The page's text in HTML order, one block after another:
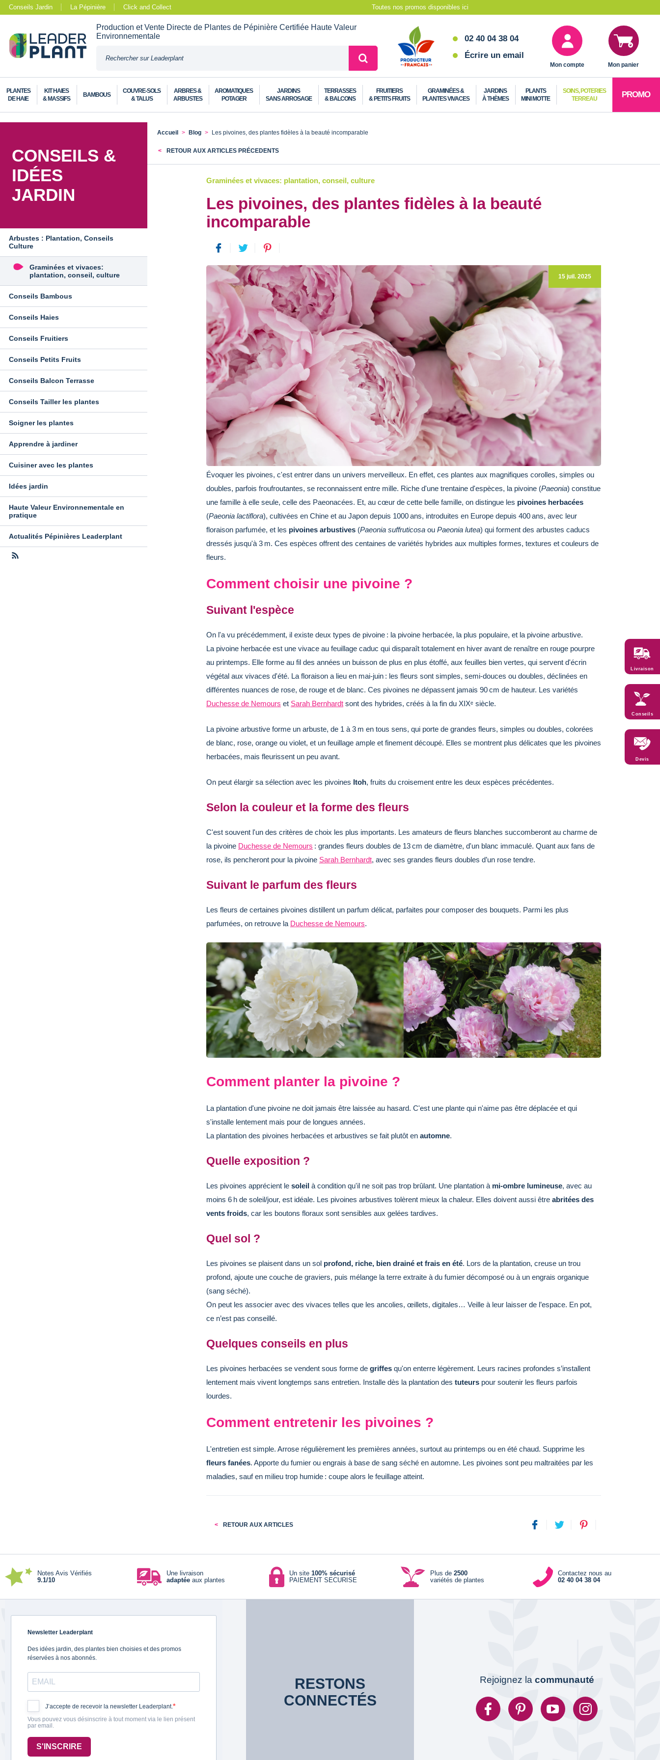
Conseils Jardin La Pépinière Click and Collect Toutes nos promos disponibles ici
Production et Vente Directe de Plantes de Pépinière Certifiée Haute Valeur
Environnementale
02 40 04 38 04
Écrire un email
Mon compte Mon panier
PLANTES
DE HAIE
KIT HAIES
& MASSIFS
BAMBOUS
COUVRE-SOLS
& TALUS
ARBRES &
ARBUSTES
AROMATIQUES
POTAGER
JARDINS
SANS ARROSAGE
TERRASSES
& BALCONS
FRUITIERS
& PETITS FRUITS
GRAMINÉES &
PLANTES VIVACES
JARDINS
À THÈMES
PLANTS
MINI MOTTE
SOINS, POTERIES
TERREAU
PROMO
CONSEILS &
IDÉES
JARDIN
Arbustes : Plantation, Conseils
Culture
Graminées et vivaces:
plantation, conseil, culture
Conseils Bambous
Conseils Haies
Conseils Fruitiers
Conseils Petits Fruits
Conseils Balcon Terrasse
Conseils Tailler les plantes
Soigner les plantes
Apprendre à jardiner
Cuisiner avec les plantes
Idées jardin
Haute Valeur Environnementale en
pratique
Actualités Pépinières Leaderplant
Accueil Blog Les pivoines, des plantes fidèles à la beauté incomparable
RETOUR AUX ARTICLES PRÉCEDENTS
Graminées et vivaces: plantation, conseil, culture
Les pivoines, des plantes fidèles à la beauté
incomparable
15 juil. 2025
Évoquer les pivoines, c'est entrer dans un univers merveilleux. En effet, ces plantes aux magnifiques corolles, simples ou
doubles, parfois froufroutantes, se reconnaissent entre mille. Riche d'une trentaine d'espèces, la pivoine (Paeonia) constitue
une famille à elle seule, celle des Paeonacées. Et, au cœur de cette belle famille, on distingue les pivoines herbacées
(Paeonia lactiflora), cultivées en Chine et au Japon depuis 1000 ans, introduites en Europe depuis 400 ans, avec leur
floraison parfumée, et les pivoines arbustives (Paeonia suffruticosa ou Paeonia lutea) qui forment des arbustes caducs
dressés jusqu'à 3 m. Ces espèces offrent des centaines de variétés hybrides aux multiples formes, textures et couleurs de
fleurs.
Comment choisir une pivoine ?
Suivant l'espèce
On l'a vu précédemment, il existe deux types de pivoine : la pivoine herbacée, la plus populaire, et la pivoine arbustive.
La pivoine herbacée est une vivace au feuillage caduc qui disparaît totalement en hiver avant de renaître en rouge pourpre
au printemps. Elle forme au fil des années un buisson de plus en plus étoffé, aux feuilles bien vertes, qui servent d'écrin
végétal aux vivaces d'été. La floraison a lieu en mai‑juin : les fleurs sont simples, semi‑douces ou doubles, déclinées en
différentes nuances de rose, de rouge et de blanc. Ces pivoines ne dépassent jamais 90 cm de hauteur. Les variétés
Duchesse de Nemours et Sarah Bernhardt sont des hybrides, créés à la fin du XIXᵉ siècle.
La pivoine arbustive forme un arbuste, de 1 à 3 m en tous sens, qui porte de grandes fleurs, simples ou doubles, colorées
de blanc, rose, orange ou violet, et un feuillage ample et finement découpé. Elles se montrent plus délicates que les pivoines
herbacées, mais fleurissent un peu avant.
On peut élargir sa sélection avec les pivoines Itoh, fruits du croisement entre les deux espèces précédentes.
Selon la couleur et la forme des fleurs
C'est souvent l'un des critères de choix les plus importants. Les amateurs de fleurs blanches succomberont au charme de
la pivoine Duchesse de Nemours : grandes fleurs doubles de 13 cm de diamètre, d'un blanc immaculé. Quant aux fans de
rose, ils pencheront pour la pivoine Sarah Bernhardt, avec ses grandes fleurs doubles d’un rose tendre.
Suivant le parfum des fleurs
Les fleurs de certaines pivoines distillent un parfum délicat, parfaites pour composer des bouquets. Parmi les plus
parfumées, on retrouve la Duchesse de Nemours.
Comment planter la pivoine ?
La plantation d'une pivoine ne doit jamais être laissée au hasard. C'est une plante qui n'aime pas être déplacée et qui
s'installe lentement mais pour de longues années.
La plantation des pivoines herbacées et arbustives se fait plutôt en automne.
Quelle exposition ?
Les pivoines apprécient le soleil à condition qu'il ne soit pas trop brûlant. Une plantation à mi-ombre lumineuse, avec au
moins 6 h de soleil/jour, est idéale. Les pivoines arbustives tolèrent mieux la chaleur. Elles doivent aussi être abritées des
vents froids, car les boutons floraux sont sensibles aux gelées tardives.
Quel sol ?
Les pivoines se plaisent dans un sol profond, riche, bien drainé et frais en été. Lors de la plantation, creuse un trou
profond, ajoute une couche de graviers, puis mélange la terre extraite à du fumier décomposé ou à un engrais organique
(sang séché).
On peut les associer avec des vivaces telles que les ancolies, œillets, digitales… Veille à leur laisser de l’espace. En pot,
ce n’est pas conseillé.
Quelques conseils en plus
Les pivoines herbacées se vendent sous forme de griffes qu'on enterre légèrement. Leurs racines profondes s’installent
lentement mais vivent longtemps sans entretien. Installe dès la plantation des tuteurs pour soutenir les fleurs parfois
lourdes.
Comment entretenir les pivoines ?
L'entretien est simple. Arrose régulièrement les premières années, surtout au printemps ou en été chaud. Supprime les
fleurs fanées. Apporte du fumier ou engrais à base de sang séché en automne. Les pivoines sont peu maltraitées par les
maladies, sauf en milieu trop humide : coupe alors le feuillage atteint.
RETOUR AUX ARTICLES
Notes Avis Vérifiés
9.1/10
Une livraison
adaptéeaux plantes
Un site 100% sécurisé
PAIEMENT SECURISE
Plus de2500
variétés de plantes
Contactez nous au
02 40 04 38 04
Newsletter Leaderplant
Des idées jardin, des plantes bien choisies et des promos
réservées à nos abonnés.
J’accepte de recevoir la newsletter Leaderplant.
Vous pouvez vous désinscrire à tout moment via le lien présent
par email.
S'INSCRIRE
RESTONS
CONNECTÉS
Rejoignez la communauté
Livraison
Conseils
Devis